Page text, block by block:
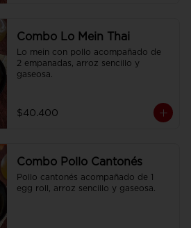
Combo Lo Mein Thai
Lo mein con pollo acompañado de
2 empanadas, arroz sencillo y
gaseosa.
$40.400
Combo Pollo Cantonés
Pollo cantonés acompañado de 1
egg roll, arroz sencillo y gaseosa.